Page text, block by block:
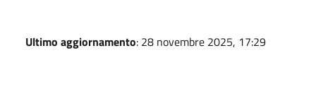
Ultimo aggiornamento: 28 novembre 2025, 17:29